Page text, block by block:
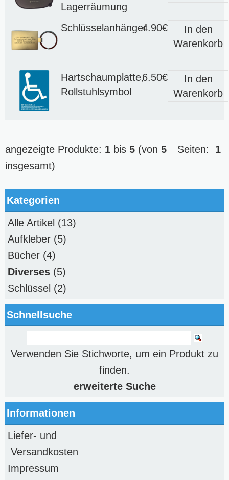
Lagerräumung
Schlüsselanhänger4.90€
In den
Warenkorb
Hartschaumplatte,
Rollstuhlsymbol
6.50€
In den
Warenkorb
Seiten: 1
angezeigte Produkte: 1 bis 5 (von 5
insgesamt)
Kategorien
Alle Artikel (13)
Aufkleber (5)
Bücher (4)
Diverses (5)
Schlüssel (2)
Schnellsuche
Verwenden Sie Stichworte, um ein Produkt zu
finden.
erweiterte Suche
Informationen
Liefer- und
Versandkosten
Impressum